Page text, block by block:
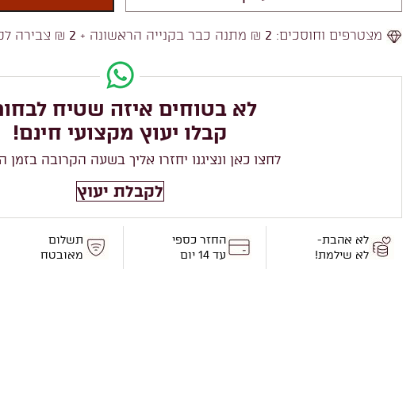
מצטרפים וחוסכים: 2 ₪ מתנה כבר בקנייה הראשונה + 2 ₪ צבירה
לא בטוחים איזה שטיח
קבלו יעוץ מקצועי חינם!
לחצו כאן ונציגנו יחזרו אליך בשעה הקרובה בזמן
לקבלת יעוץ
לא אהבת-
לא שילמת!
החזר כספי
עד 14 יום
תשלום
מאובטח